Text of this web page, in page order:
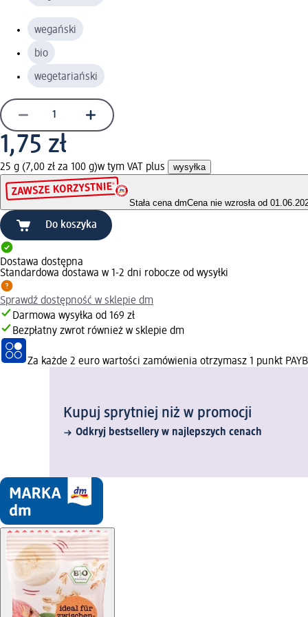
wegański
bio
wegetariański
1,75 zł
25 g (7,00 zł za 100 g)w tym VAT plus wysyłka
Stała cena dmCena nie wzrosła od
Do koszyka
Dostawa dostępna
Standardowa dostawa w 1-2 dni robocze od wysyłki
Sprawdź dostępność w sklepie dm
Darmowa wysyłka od 169 zł
Bezpłatny zwrot również w sklepie dm
Za każde 2 euro wartości zamówienia otrzymasz 1 punkt
Kupuj sprytniej niż w promocji
Odkryj bestsellery w najlepszych cenach